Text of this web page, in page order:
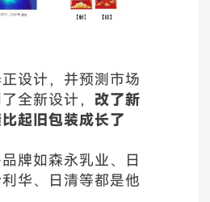
设计，并预测市场
全新设计， 改了新
起旧包装成长了
牌如森永乳业、日
华、日清等都是他